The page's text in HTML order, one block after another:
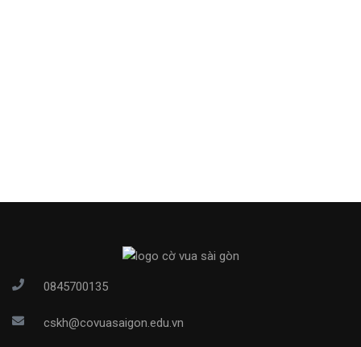
0845700135
cskh@covuasaigon.edu.vn